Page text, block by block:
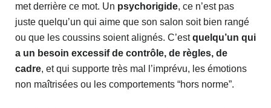
met derrière ce mot. Un psychorigide, ce n’est pas
juste quelqu’un qui aime que son salon soit bien rangé
ou que les coussins soient alignés. C’estquelqu’un qui
a un besoin excessif de contrôle, de règles, de
cadre, et qui supporte très mal l’imprévu, les émotions
non maîtrisées ou les comportements “hors norme”.